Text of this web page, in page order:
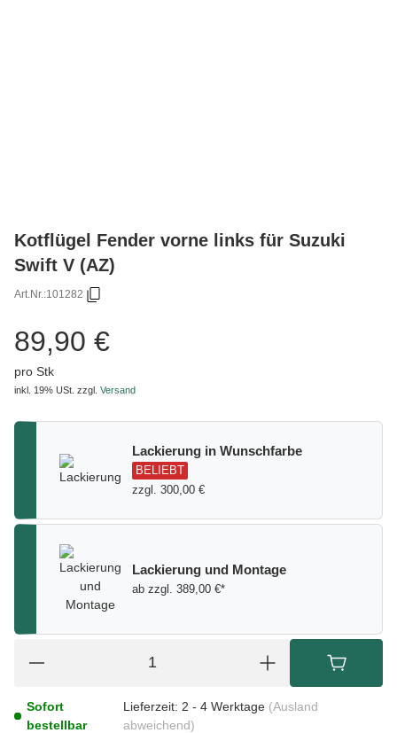
Kotflügel Fender vorne links für Suzuki
Swift V (AZ)
Art.Nr.:101282
89,90 €
pro Stk
inkl. 19% USt. zzgl. Versand
Lackierung in Wunschfarbe
BELIEBT
zzgl. 300,00 €
Lackierung und Montage
ab zzgl. 389,00 €*
Sofort
bestellbar
Lieferzeit: 2 - 4 Werktage (Ausland
abweichend)